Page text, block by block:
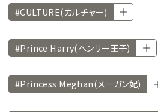
#CULTURE(カルチャー)
#Prince Harry(ヘンリー王子)
#Princess Meghan(メーガン妃)